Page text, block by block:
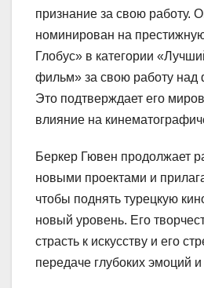
признание за свою работу.
номинирован на
Глобус» в категории
фильм» за свою работу
Это подтверждает его
влияние на
Беркер Гювен продолжает
новыми проектами и
чтобы поднять турецкую
новый уровень. Его
страсть к искусству и его
передаче глубоких эмоций